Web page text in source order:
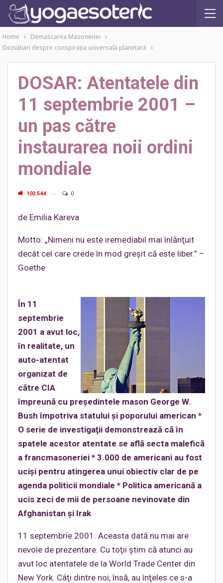
Home
Demascarea Masoneriei
Dezvăluiri despre conspiraţia universală planetară
DOSAR: Atentatele din
11 septembrie 2001 –
un pas către
instaurarea noii ordini
mondiale
102.544 0
de Emilia Kareva
Motto: „Nimeni nu este iremediabil mai înlănţuit
decât cel care crede în mod greşit că este liber.” –
Goethe
În 11
septembrie
2001 a avut loc,
în realitate, un
auto-atentat
organizat de
către CIA
împreună cu preşedintele mason George W.
Bush împotriva statului şi poporului american *
O serie de investigaţii demonstrează că în
spatele acestor atentate se află secta malefică
a francmasoneriei * 3.000 de americani au fost
ucişi pentru atingerea unui obiectiv clar de pe
agenda politicii mondiale * Politica americană a
ucis zeci de mii de persoane nevinovate din
Afghanistan şi Irak
11 septembrie 2001. Aceasta dată nu mai are
nevoie de prezentare. Cu toţii ştim că atunci au
avut loc atentatele de la World Trade Center din
New York. Câţi dintre noi, însă, au înţeles ce s-a